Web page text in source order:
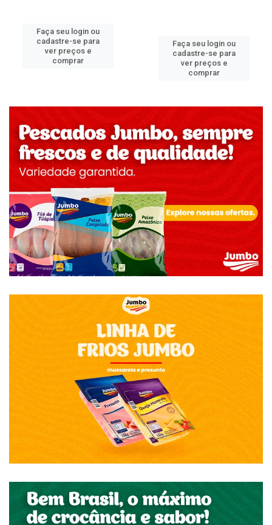
Faça seu login ou
cadastre-se para
ver preços e
comprar
Faça seu login ou
cadastre-se para
ver preços e
comprar